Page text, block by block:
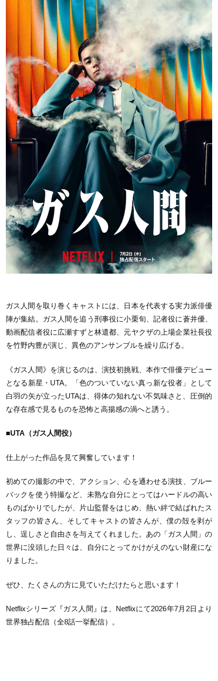
ガス人間を取り巻くキャストには、日本を代表する実力派俳優
陣が集結。ガス人間を追う刑事役に小栗旬、記者役に蒼井優、
動画配信者役に広瀬すずと林遣都、元ヤクザの上場企業社長役
を竹野内豊が演じ、異色のアンサンブルを繰り広げる。
《ガス人間》を演じるのは、演技初挑戦、本作で俳優デビュー
となる新星・UTA。「色のついていない真っ新な役者」として
白羽の矢が立ったUTAは、得体の知れない不気味さと、圧倒的
な存在感で見るものを恐怖と高揚感の渦へと誘う。
■UTA（ガス人間役）
仕上がった作品を見て興奮しています！
初めての撮影の中で、アクション、心を通わせる演技、ブルー
バックを使う特撮など、未熟な自分にとってはハードルの高い
ものばかりでしたが、片山監督をはじめ、熱い絆で結ばれたス
タッフの皆さん、そしてキャストの皆さんが、僕の殻を剥が
し、逞しさと自由さを与えてくれました。あの「ガス人間」の
世界に没頭した日々は、自分にとってかけがえのない財産にな
りました。
ぜひ、たくさんの方に見ていただけたらと思います！
Netflixシリーズ『ガス人間』は、Netflixにて2026年7月2日より
世界独占配信（全8話一挙配信）。